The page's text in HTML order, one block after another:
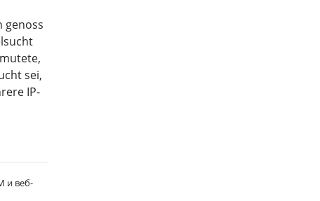
genoss
sei,
IP-
и веб-